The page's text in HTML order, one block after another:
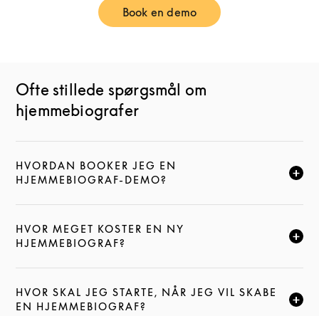
Book en demoLink Opens in New Tab
Ofte stillede spørgsmål om
hjemmebiografer
HVORDAN BOOKER JEG EN
HJEMMEBIOGRAF-DEMO?
KLIK FOR AT UDVIDE DENNE BESKRIVELSE, OG
HVOR MEGET KOSTER EN NY
HJEMMEBIOGRAF?
KLIK FOR AT UDVIDE DENNE BESKRIVELSE, OG
HVOR SKAL JEG STARTE, NÅR JEG VIL SKABE
EN HJEMMEBIOGRAF?
KLIK FOR AT UDVIDE DENNE BESKRIVELSE, OG